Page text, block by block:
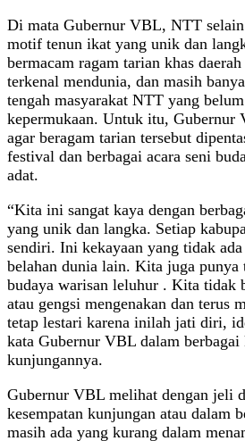
Di mata Gubernur VBL, NTT
motif tenun ikat yang unik dan
bermacam ragam tarian khas
terkenal mendunia, dan masih
tengah masyarakat NTT yang
kepermukaan. Untuk itu, Gubernur
agar beragam tarian tersebut
festival dan berbagai acara seni
adat.
“Kita ini sangat kaya dengan
yang unik dan langka. Setiap
sendiri. Ini kekayaan yang tidak
belahan dunia lain. Kita juga punya
budaya warisan leluhur . Kita tidak
atau gengsi mengenakan dan terus
tetap lestari karena inilah jati diri,
kata Gubernur VBL dalam berbagai
kunjungannya.
Gubernur VBL melihat dengan jeli
kesempatan kunjungan atau dalam
masih ada yang kurang dalam